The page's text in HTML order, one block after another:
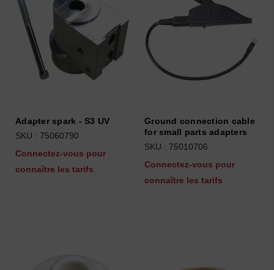
Adapter spark - S3 UV
SKU : 75060790
Connectez-vous pour
connaître les tarifs
Ground connection cable
for small parts adapters
SKU : 75010706
Connectez-vous pour
connaître les tarifs